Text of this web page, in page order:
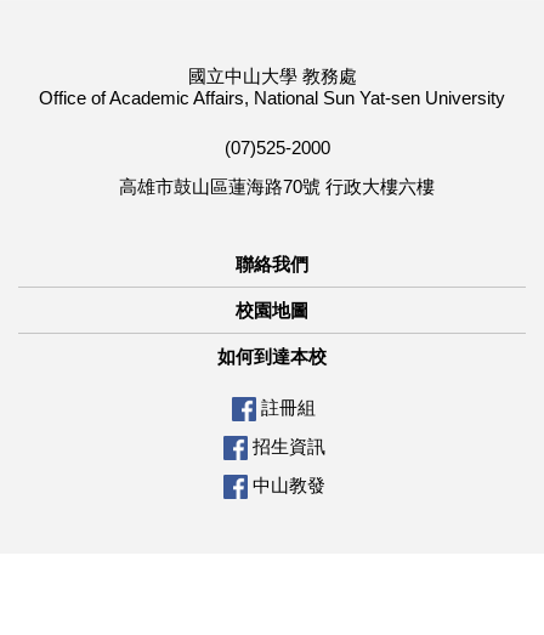
國立中山大學 教務處
Office of Academic Affairs, National Sun Yat-sen University
(07)525-2000
高雄市鼓山區蓮海路70號 行政大樓六樓
聯絡我們
校園地圖
如何到達本校
註冊組
招生資訊
中山教發